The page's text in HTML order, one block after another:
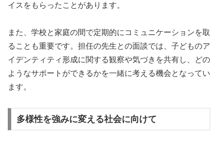
イスをもらったことがあります。
また、学校と家庭の間で定期的にコミュニケーションを取
ることも重要です。担任の先生との面談では、子どものア
イデンティティ形成に関する観察や気づきを共有し、どの
ようなサポートができるかを一緒に考える機会となってい
ます。
多様性を強みに変える社会に向けて